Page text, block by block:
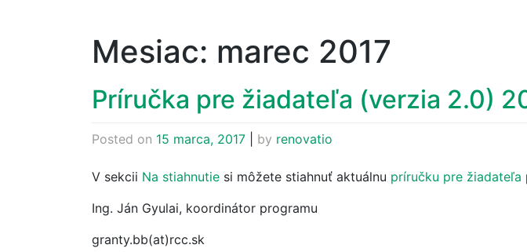
Mesiac: marec 2017
Príručka pre žiadateľa (verzia 2.0)
Posted on 15 marca, 2017 by renovatio
V sekcii Na stiahnutie si môžete stiahnuť aktuálnu príručku pre žiadateľa
Ing. Ján Gyulai, koordinátor programu
granty.bb(at)rcc.sk